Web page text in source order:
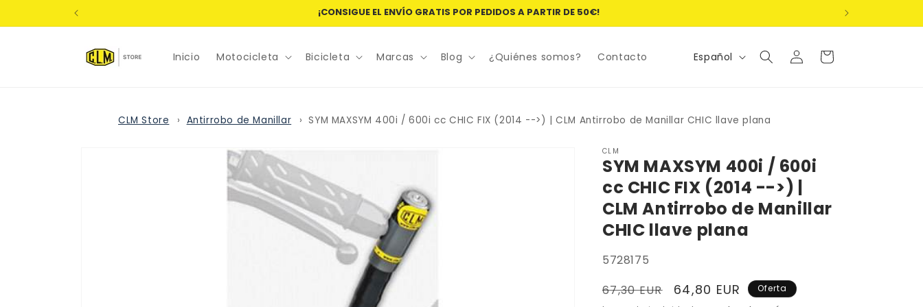
directamente
al contenido
¡CONSIGUE EL ENVÍO GRATIS POR PEDIDOS A PARTIR DE 50€!
Inicio Motocicleta Bicicleta Marcas Blog ¿Quiénes somos? Contacto Idioma
Español
Iniciar
sesión
Carrito
CLM Store Antirrobo de Manillar SYM MAXSYM 400i / 600i cc CHIC FIX (2014 -->) | CLM Antirrobo de Manillar CHIC llave plana
CLM
SYM MAXSYM 400i / 600i
cc CHIC FIX (2014 -->) |
CLM Antirrobo de Manillar
CHIC llave plana
SKU:
5728175
Precio
67,30 EUR
Precio
64,80 EUR
Oferta